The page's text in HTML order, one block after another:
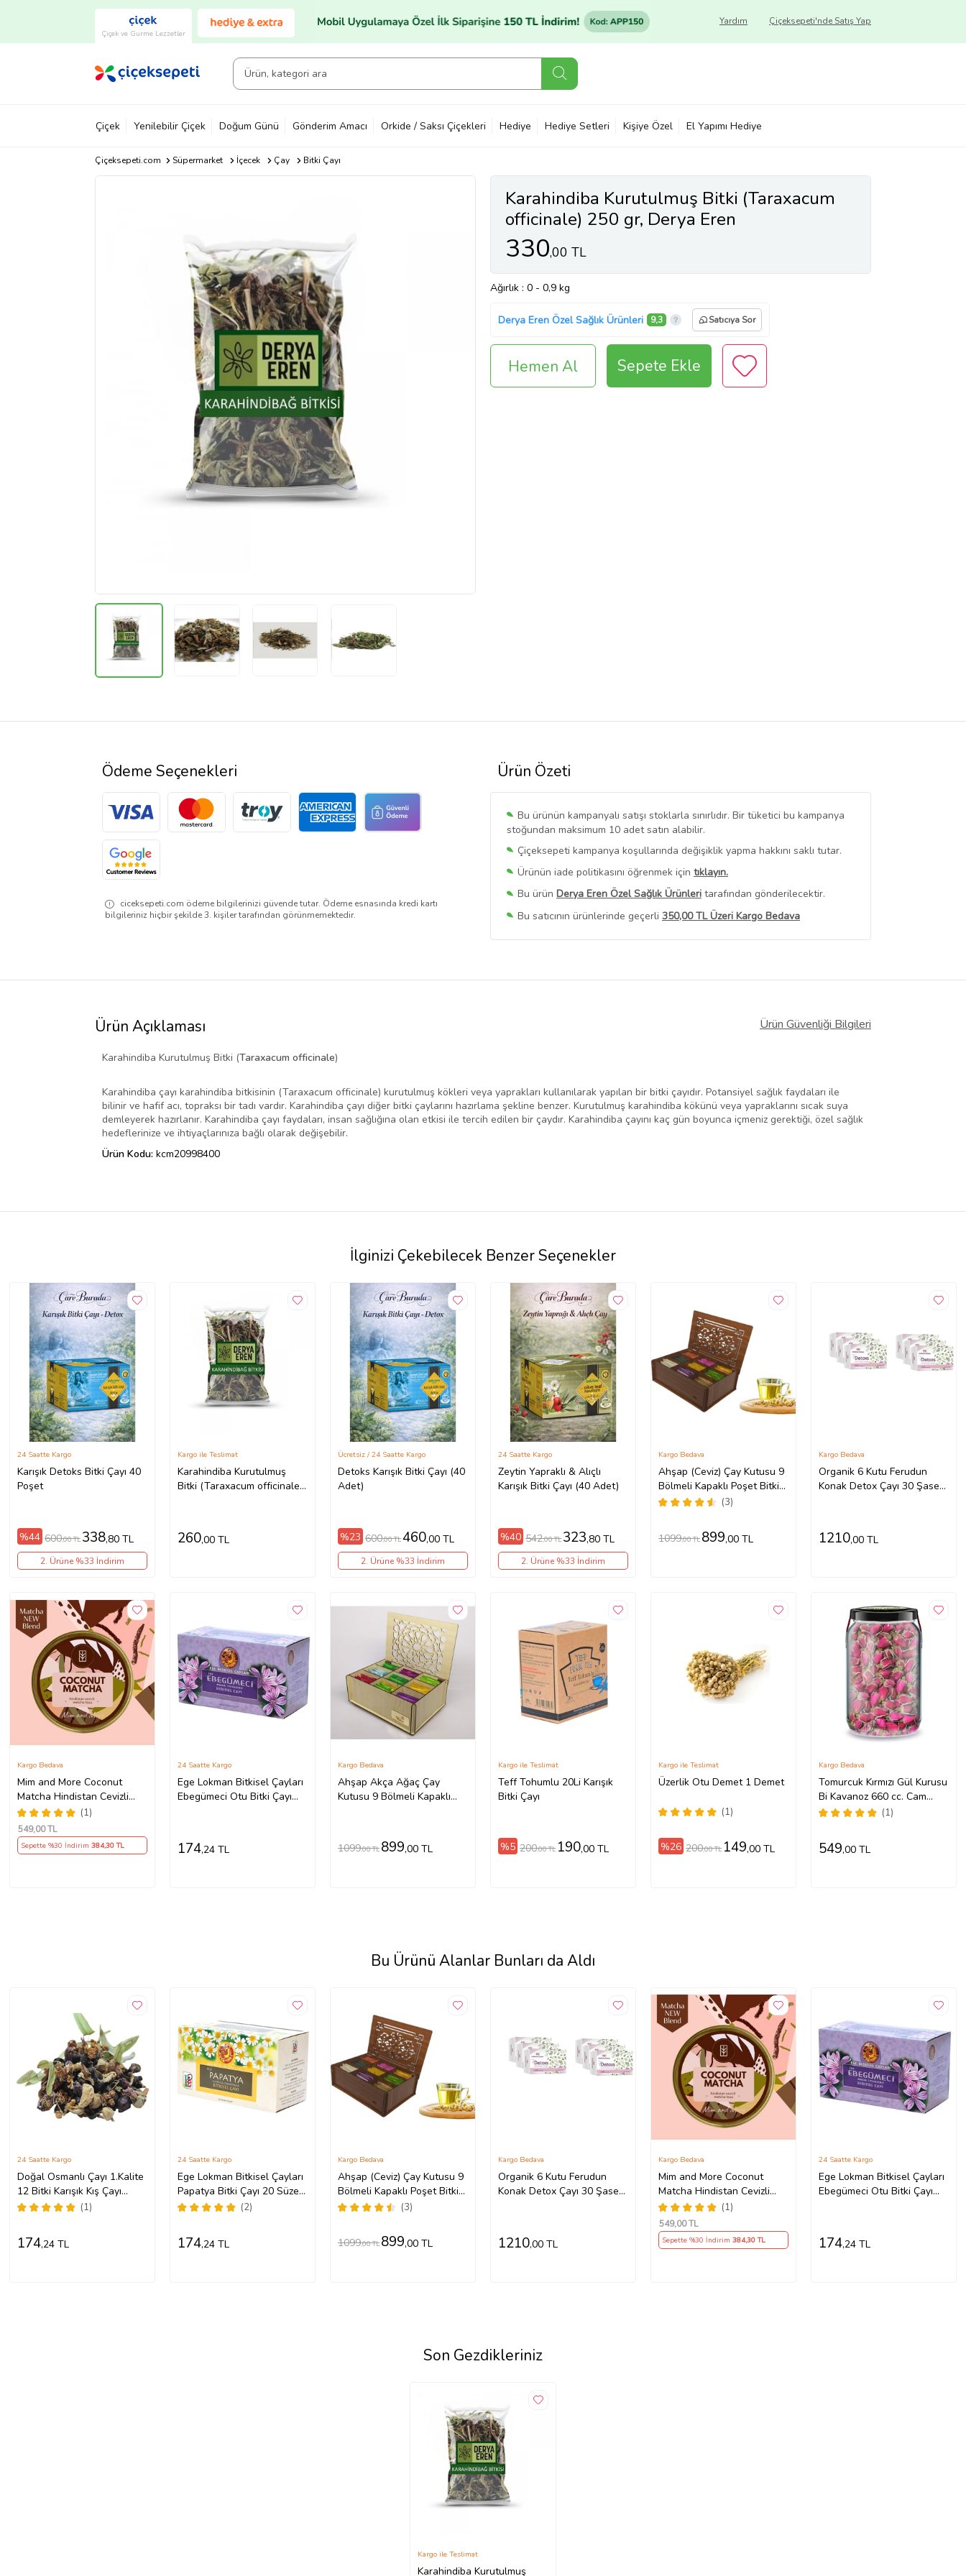
Çiçek ve Gurme Lezzetler
Çiçeksepeti'nde Satış Yap
Yardım
Çiçek Yenilebilir Çiçek Doğum Günü Gönderim Amacı Orkide / Saksı Çiçekleri Hediye Hediye Setleri Kişiye Özel El Yapımı Hediye
Çiçeksepeti.com Süpermarket İçecek Çay Bitki Çayı
Karahindiba Kurutulmuş Bitki (Taraxacum
officinale) 250 gr, Derya Eren
330,00 TL
Ağırlık : 0 - 0,9 kg
Derya Eren Özel Sağlık Ürünleri 9,3 Satıcıya Sor
Hemen Al Sepete Ekle
Ürün Özeti
Bu ürünün kampanyalı satışı stoklarla sınırlıdır. Bir tüketici bu kampanya
stoğundan maksimum 10 adet satın alabilir.
Çiçeksepeti kampanya koşullarında değişiklik yapma hakkını saklı tutar.
Ürünün iade politikasını öğrenmek için tıklayın.
Bu ürün Derya Eren Özel Sağlık Ürünleri tarafından gönderilecektir.
Bu satıcının ürünlerinde geçerli 350,00 TL Üzeri Kargo Bedava
Bu SatıcınınTüm Ürünlerini Görüntüle
Ödeme Seçenekleri
ciceksepeti.com ödeme bilgilerinizi güvende tutar. Ödeme esnasında kredi kartı
bilgileriniz hiçbir şekilde 3. kişiler tarafından görünmemektedir.
Ürün Açıklaması Ürün Güvenliği Bilgileri
Karahindiba Kurutulmuş Bitki (Taraxacum officinale)
Karahindiba çayı karahindiba bitkisinin (Taraxacum officinale) kurutulmuş kökleri veya yaprakları kullanılarak yapılan bir bitki çayıdır. Potansiyel sağlık faydaları ile
bilinir ve hafif acı, topraksı bir tadı vardır. Karahindiba çayı diğer bitki çaylarını hazırlama şekline benzer. Kurutulmuş karahindiba kökünü veya yapraklarını sıcak suya
demleyerek hazırlanır. Karahindiba çayı faydaları, insan sağlığına olan etkisi ile tercih edilen bir çaydır. Karahindiba çayını kaç gün boyunca içmeniz gerektiği, özel sağlık
hedeflerinize ve ihtiyaçlarınıza bağlı olarak değişebilir.
Ürün Kodu: kcm20998400
İlginizi Çekebilecek Benzer Seçenekler
Karışık Detoks Bitki Çayı 40
Poşet
24 Saatte Kargo
%44 600,00 TL 338,80 TL
2. Ürüne %33 İndirim
Karahindiba Kurutulmuş
Bitki (Taraxacum officinale)
Kargo ile Teslimat
260,00 TL
Detoks Karışık Bitki Çayı (40
Adet)
Ücretsiz / 24 Saatte Kargo
%23 600,00 TL460,00 TL
2. Ürüne %33 İndirim
Zeytin Yapraklı & Alıçlı
Karışık Bitki Çayı (40 Adet)
24 Saatte Kargo
%40 542,00 TL 323,80 TL
2. Ürüne %33 İndirim
Ahşap (Ceviz) Çay Kutusu 9
Bölmeli Kapaklı Poşet Bitki
Çayı Saklama Kabı Tea Box
(3)
Kargo Bedava
1099,00 TL 899,00 TL
Organik 6 Kutu Ferudun
Konak Detox Çayı 30 Şase
Kargo Bedava
1210,00 TL
Mim and More Coconut
Matcha Hindistan Cevizli
Matcha Yeşil Çay 25 Gr
(1)
Kargo Bedava
549,00 TL
Sepette %30 İndirim 384,30 TL
Ege Lokman Bitkisel Çayları
Ebegümeci Otu Bitki Çayı
24 Saatte Kargo
174,24 TL
Ahşap Akça Ağaç Çay
Kutusu 9 Bölmeli Kapaklı
Kargo Bedava
1099,00 TL 899,00 TL
Teff Tohumlu 20Li Karışık
Bitki Çayı
Kargo ile Teslimat
%5 200,00 TL 190,00 TL
Üzerlik Otu Demet 1 Demet
(1)
Kargo ile Teslimat
%26 200,00 TL 149,00 TL
Tomurcuk Kırmızı Gül Kurusu
Bi Kavanoz 660 cc. Cam
Kavanozda Koyu Pembe
(1)
Kargo Bedava
549,00 TL
Bu Ürünü Alanlar Bunları da Aldı
Doğal Osmanlı Çayı 1.Kalite
12 Bitki Karışık Kış Çayı
50GR
(1)
24 Saatte Kargo
174,24 TL
Ege Lokman Bitkisel Çayları
Papatya Bitki Çayı 20 Süzen
Poşet
(2)
24 Saatte Kargo
174,24 TL
Ahşap (Ceviz) Çay Kutusu 9
Bölmeli Kapaklı Poşet Bitki
Çayı Saklama Kabı Tea Box
(3)
Kargo Bedava
1099,00 TL 899,00 TL
Organik 6 Kutu Ferudun
Konak Detox Çayı 30 Şase
Kargo Bedava
1210,00 TL
Mim and More Coconut
Matcha Hindistan Cevizli
Matcha Yeşil Çay 25 Gr
(1)
Kargo Bedava
549,00 TL
Sepette %30 İndirim384,30 TL
Ege Lokman Bitkisel Çayları
Ebegümeci Otu Bitki Çayı
24 Saatte Kargo
174,24 TL
Son Gezdikleriniz
Karahindiba Kurutulmuş
Kargo ile Teslimat